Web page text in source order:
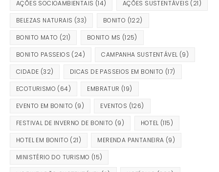
AÇÕES SOCIOAMBIENTAIS (14) AÇÕES SUSTENTÁVEIS (21)
BELEZAS NATURAIS (33) BONITO (122)
BONITO MATO (21) BONITO MS (125)
BONITO PASSEIOS (24) CAMPANHA SUSTENTÁVEL (9)
CIDADE (32) DICAS DE PASSEIOS EM BONITO (17)
ECOTURISMO (64) EMBRATUR (19)
EVENTO EM BONITO (9) EVENTOS (126)
FESTIVAL DE INVERNO DE BONITO (9) HOTEL (115)
HOTEL EM BONITO (21) MERENDA PANTANEIRA (9)
MINISTÉRIO DO TURISMO (15)